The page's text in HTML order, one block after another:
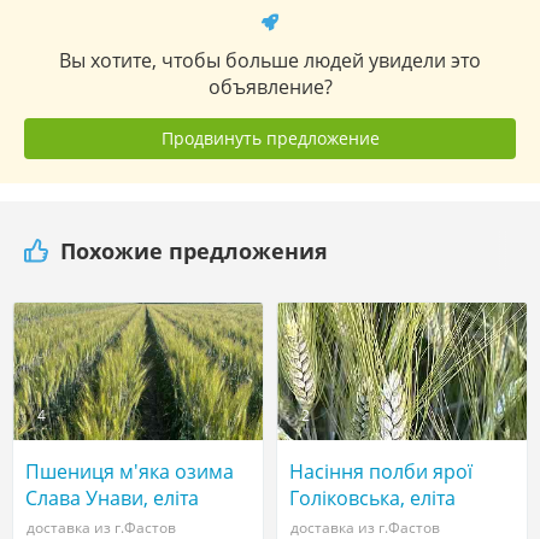
Вы хотите, чтобы больше людей увидели это
объявление?
Продвинуть предложение
Похожие предложения
4
Пшениця м'яка озима
Слава Унави, еліта
доставка из г.Фастов
2
Насіння полби ярої
Голіковська, еліта
доставка из г.Фастов